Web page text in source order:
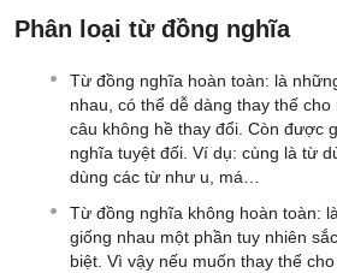
Phân loại từ đồng nghĩa
Từ đồng nghĩa hoàn toàn: là
nhau, có thể dễ dàng thay thế
câu không hề thay đổi. Còn được
nghĩa tuyệt đối. Ví dụ: cùng là từ
dùng các từ như u, má…
Từ đồng nghĩa không hoàn toàn:
giống nhau một phần tuy nhiên
biệt. Vì vậy nếu muốn thay thế